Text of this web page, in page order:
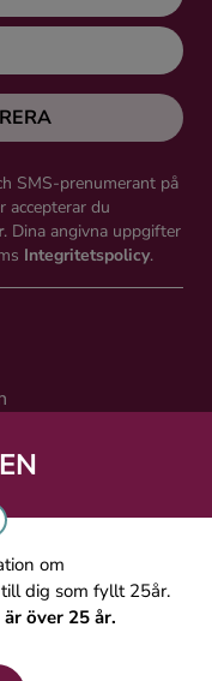
om
dig som fyllt 25år.
över 25 år.
SMS-prenumerant på
accepterar du
. Dina angivna uppgifter
Integritetspolicy.
64 Stockholm